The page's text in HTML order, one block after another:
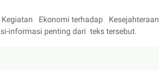
Ekonomi terhadap
informasi penting dari teks tersebut.